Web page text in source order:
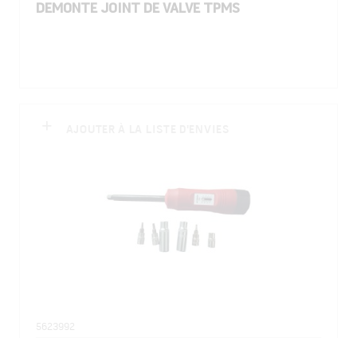
DEMONTE JOINT DE VALVE TPMS
5623992